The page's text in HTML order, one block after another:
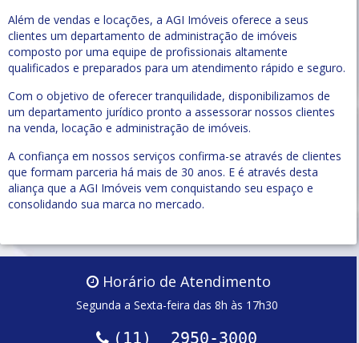
Além de vendas e locações, a AGI Imóveis oferece a seus
clientes um departamento de administração de imóveis
composto por uma equipe de profissionais altamente
qualificados e preparados para um atendimento rápido e seguro.
Com o objetivo de oferecer tranquilidade, disponibilizamos de
um departamento jurídico pronto a assessorar nossos clientes
na venda, locação e administração de imóveis.
A confiança em nossos serviços confirma-se através de clientes
que formam parceria há mais de 30 anos. E é através desta
aliança que a AGI Imóveis vem conquistando seu espaço e
consolidando sua marca no mercado.
Horário de Atendimento
Segunda a Sexta-feira das 8h às 17h30
(11) 2950-3000